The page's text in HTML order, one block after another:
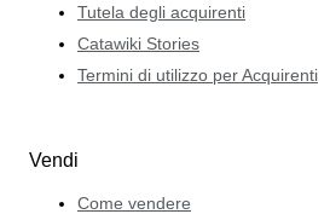
Tutela degli acquirenti
Catawiki Stories
Termini di utilizzo per Acquirenti
Vendi
Come vendere